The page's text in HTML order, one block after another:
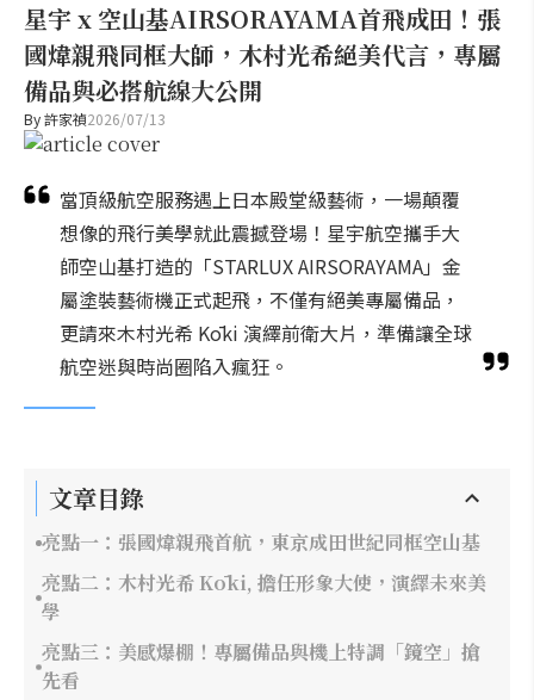
星宇 x 空山基AIRSORAYAMA首飛成田！張
國煒親飛同框大師，木村光希絕美代言，專屬
備品與必搭航線大公開
By許家禎2026/07/13
當頂級航空服務遇上日本殿堂級藝術，一場顛覆
想像的飛行美學就此震撼登場！星宇航空攜手大
師空山基打造的「STARLUX AIRSORAYAMA」金
屬塗裝藝術機正式起飛，不僅有絕美專屬備品，
更請來木村光希 Kōki 演繹前衛大片，準備讓全球
航空迷與時尚圈陷入瘋狂。
文章目錄
亮點一：張國煒親飛首航，東京成田世紀同框空山基
亮點二：木村光希 Kōki, 擔任形象大使，演繹未來美
學
亮點三：美感爆棚！專屬備品與機上特調「鏡空」搶
先看